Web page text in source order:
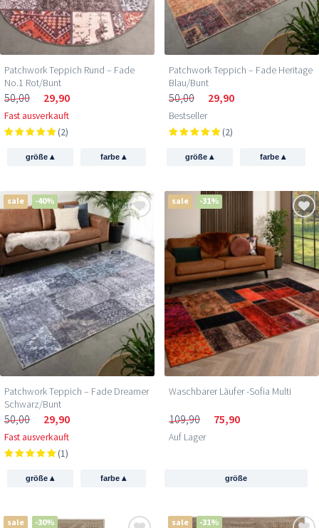
Patchwork Teppich Rund – Fade
No.1 Rot/Bunt
50,00 29,90
Fast ausverkauft
(2)
größe▴ farbe ▴
Patchwork Teppich – Fade Heritage
Blau/Bunt
50,00 29,90
Bestseller
(2)
größe▴ farbe ▴
sale -40%
Patchwork Teppich – Fade Dreamer
Schwarz/Bunt
50,00 29,90
Fast ausverkauft
(1)
größe▴ farbe ▴
sale -31%
Waschbarer Läufer -Sofia Multi
109,90 75,90
Auf Lager
größe
sale -30% sale -31%